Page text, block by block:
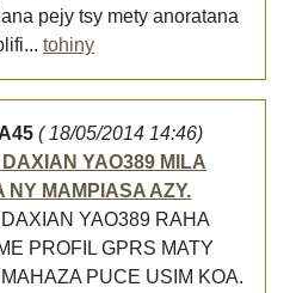
pejy tsy mety anoratana
tohiny
( 18/05/2014 14:46)
YAO389 MILA
NY MAMPIASA AZY.
YAO389 RAHA
PROFIL GPRS MATY
PUCE USIM KOA.